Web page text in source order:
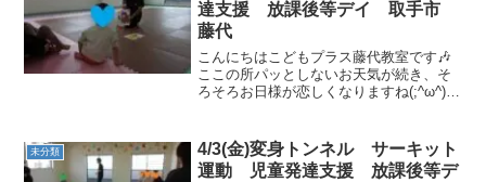
達支援 放課後等デイ 取手市
藤代
こんにちはこどもプラス藤代教室です🎶
ここの所パッとしないお天気が続き、そ
ろそろお日様が恋しくなりますね(;^ω^)今
真似っこ★今日の真似っこする動物さん
はだ～れだ？！ ...
未分類
4/3(金)変身トンネル サーキット
運動 児童発達支援 放課後等デ